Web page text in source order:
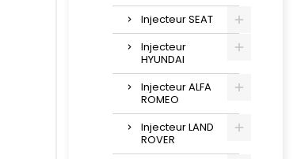
Injecteur SEAT
Injecteur
HYUNDAI
Injecteur ALFA
ROMEO
Injecteur LAND
ROVER